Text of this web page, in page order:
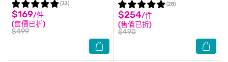
$169/件
(售價已折)
$499
(33)
$254/件
(售價已折)
$490
(28)